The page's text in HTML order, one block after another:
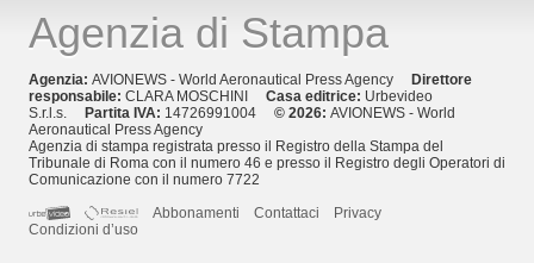
Agenzia di Stampa
Agenzia: AVIONEWS - World Aeronautical Press Agency Direttore
responsabile: CLARA MOSCHINI Casa editrice: Urbevideo
S.r.l.s. Partita IVA: 14726991004 © 2026: AVIONEWS - World
Aeronautical Press Agency
Agenzia di stampa registrata presso il Registro della Stampa del
Tribunale di Roma con il numero 46 e presso il Registro degli Operatori di
Comunicazione con il numero 7722
Abbonamenti
Contattaci
Privacy
Condizioni d’uso